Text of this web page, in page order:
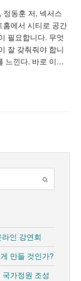
정동훈 저, 넥서스
홈에서 시티로 공간
필요합니다. 무엇
잘 갖춰줘야 합니
느낀다. 바로 이…
인 강연회
만들 것인가?
가정원 조성